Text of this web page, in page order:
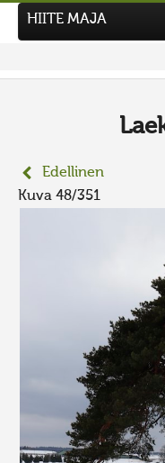
UUSI KUVAKILPAILU
AIEMMAT KILPAILUT
HIITE MAJA
Edellinen
Kuva 48/351